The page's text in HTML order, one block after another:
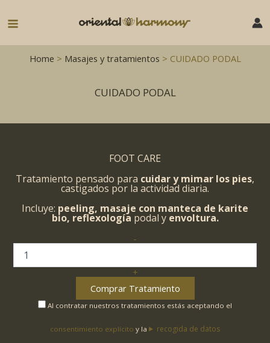
Main
MenuHome > Masajes y tratamientos > CUIDADO PODAL
CUIDADO PODAL
FOOT CARE
Tratamiento pensado para cuidar y mimar los pies,
castigados por la actividad diaria.
Incluye: peeling, masaje con manteca de karite
bio, reflexología podal yenvoltura.
-
+
Comprar Tratamiento
Al contratar nuestros tratamientos estás aceptando el
consentimiento explícito y la recogida de datos